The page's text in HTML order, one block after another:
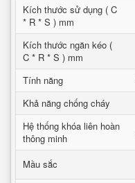
Kích thước sử dụng ( C
* R * S ) mm
Kích thước ngăn kéo (
C * R * S ) mm
Tính năng
Khả năng chống cháy
Hệ thống khóa liên hoàn
thông minh
Mầu sắc